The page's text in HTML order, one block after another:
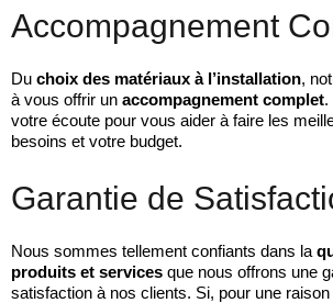
Accompagnement
Du choix des matériaux à l’installation,
à vous offrir un accompagnement complet.
votre écoute pour vous aider à faire les
besoins et votre budget.
Garantie de
Nous sommes tellement confiants dans la
produits et services que nous offrons une
satisfaction à nos clients. Si, pour une